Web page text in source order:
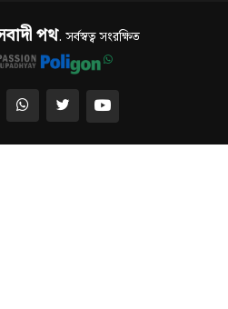
পথ. সর্বস্বত্ব সংরক্ষিত